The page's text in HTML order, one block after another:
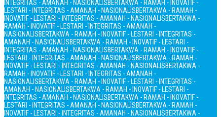
INTEGRITAS - AMANAH - NASIONALISBERTAKWA - RAMAH - INOVATIF -
LESTARI - INTEGRITAS - AMANAH - NASIONALISBERTAKWA - RAMAH -
INOVATIF - LESTARI - INTEGRITAS - AMANAH - NASIONALISBERTAKWA -
RAMAH - INOVATIF - LESTARI - INTEGRITAS - AMANAH -
NASIONALISBERTAKWA - RAMAH - INOVATIF - LESTARI - INTEGRITAS -
AMANAH - NASIONALISBERTAKWA - RAMAH - INOVATIF - LESTARI -
INTEGRITAS - AMANAH - NASIONALISBERTAKWA - RAMAH - INOVATIF -
LESTARI - INTEGRITAS - AMANAH - NASIONALISBERTAKWA - RAMAH -
INOVATIF - LESTARI - INTEGRITAS - AMANAH - NASIONALISBERTAKWA -
RAMAH - INOVATIF - LESTARI - INTEGRITAS - AMANAH -
NASIONALISBERTAKWA - RAMAH - INOVATIF - LESTARI - INTEGRITAS -
AMANAH - NASIONALISBERTAKWA - RAMAH - INOVATIF - LESTARI -
INTEGRITAS - AMANAH - NASIONALISBERTAKWA - RAMAH - INOVATIF -
LESTARI - INTEGRITAS - AMANAH - NASIONALISBERTAKWA - RAMAH -
INOVATIF - LESTARI - INTEGRITAS - AMANAH - NASIONALISBERTAKWA -